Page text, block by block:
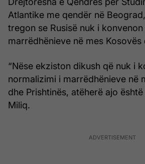
Atlantike me qendër në
tregon se Rusisë nuk i
marrëdhënieve në mes Kosovës
“Nëse ekziston dikush që nuk i
normalizimi i marrëdhënieve në
dhe Prishtinës, atëherë ajo është
Miliq.